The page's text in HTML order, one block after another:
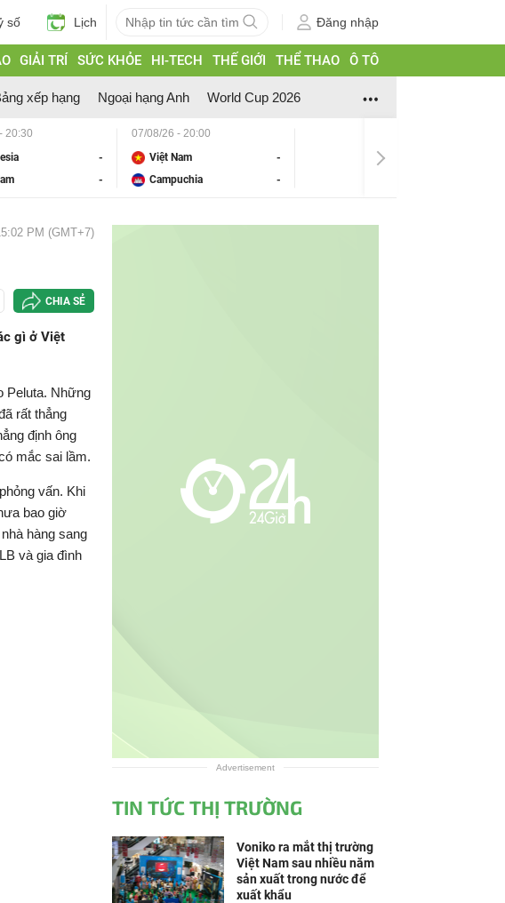
số Lịch Đăng nhập
GIẢI TRÍ SỨC KHỎE HI-TECH THẾ GIỚI THỂ THAO Ô TÔ
xếp hạng Ngoại hạng Anh World Cup 2026
20:30
-
-
07/08/26 - 20:00
Việt Nam
-
Campuchia
-
PM (GMT+7)
CHIA SẺ
gì ở Việt
Peluta. Những
rất thẳng
định ông
mắc sai lầm.
vấn. Khi
bao giờ
hàng sang
và gia đình
Advertisement
TIN TỨC THỊ TRƯỜNG
Voniko ra mắt thị trường
Việt Nam sau nhiều năm
sản xuất trong nước để
xuất khẩu